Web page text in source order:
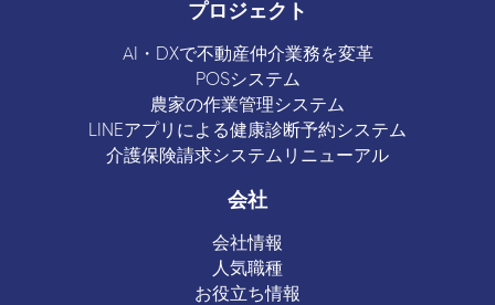
プロジェクト
AI・DXで不動産仲介業務を変革
POSシステム
農家の作業管理システム
LINEアプリによる健康診断予約システム
介護保険請求システムリニューアル
会社
会社情報
人気職種
お役立ち情報